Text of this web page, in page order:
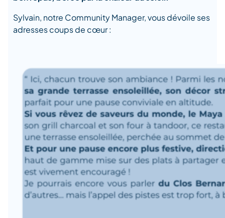
Sylvain, notre Community Manager, vous dévoile ses
adresses coups de cœur :